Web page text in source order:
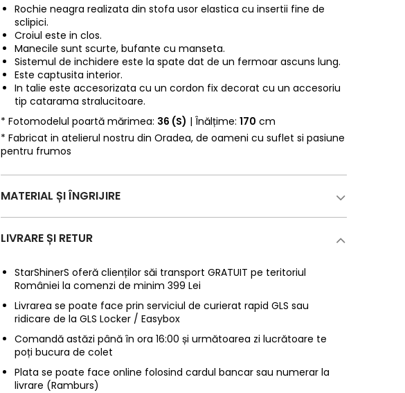
Rochie neagra realizata din stofa usor elastica cu insertii fine de
sclipici.
Croiul este in clos.
Manecile sunt scurte, bufante cu manseta.
Sistemul de inchidere este la spate dat de un fermoar ascuns lung.
Este captusita interior.
In talie este accesorizata cu un cordon fix decorat cu un accesoriu
tip catarama stralucitoare.
* Fotomodelul poartă mărimea: 36 (S) | Înălțime:170 cm
* Fabricat in atelierul nostru din Oradea, de oameni cu suflet si pasiune
pentru frumos
MATERIAL ȘI ÎNGRIJIRE
LIVRARE ȘI RETUR
StarShinerS oferă clienților săi transport GRATUIT pe teritoriul
României la comenzi de minim 399 Lei
Livrarea se poate face prin serviciul de curierat rapid GLS sau
ridicare de la GLS Locker / Easybox
Comandă astăzi până în ora 16:00 și următoarea zi lucrătoare te
poți bucura de colet
Plata se poate face online folosind cardul bancar sau numerar la
livrare (Ramburs)